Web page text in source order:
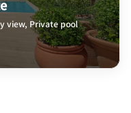
view, Private pool